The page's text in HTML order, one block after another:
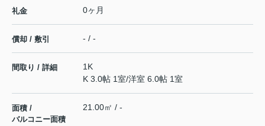
礼金 0ヶ月
償却 / 敷引 - / -
間取り / 詳細
1K
K 3.0帖 1室/洋室 6.0帖 1室
面積 /
バルコニー面積
21.00㎡ / -